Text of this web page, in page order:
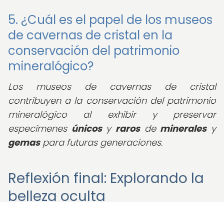
5. ¿Cuál es el papel de los museos
de cavernas de cristal en la
conservación del patrimonio
mineralógico?
Los museos de cavernas de cristal
contribuyen a la conservación del patrimonio
mineralógico al exhibir y preservar
especímenes únicosy rarosde mineralesy
gemaspara futuras generaciones.
Reflexión final: Explorando la
belleza oculta